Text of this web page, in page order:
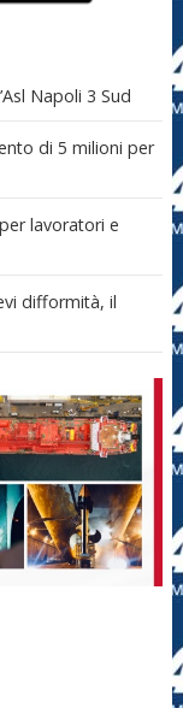
Napoli 3 Sud
di 5 milioni per
lavoratori e
difformità, il